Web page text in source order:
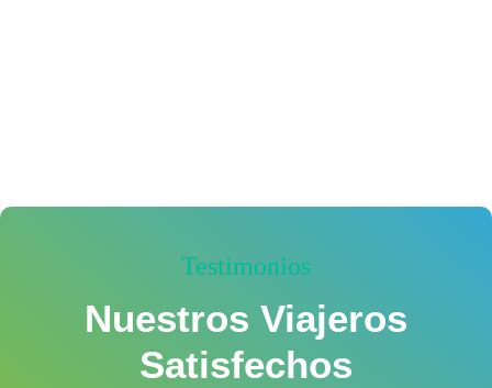
Testimonios
Nuestros Viajeros
Satisfechos